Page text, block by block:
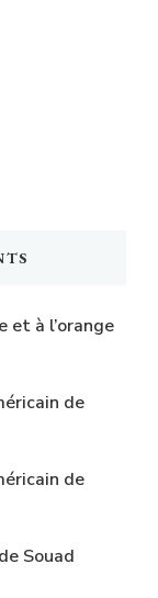
et à l’orange
de
de
Souad